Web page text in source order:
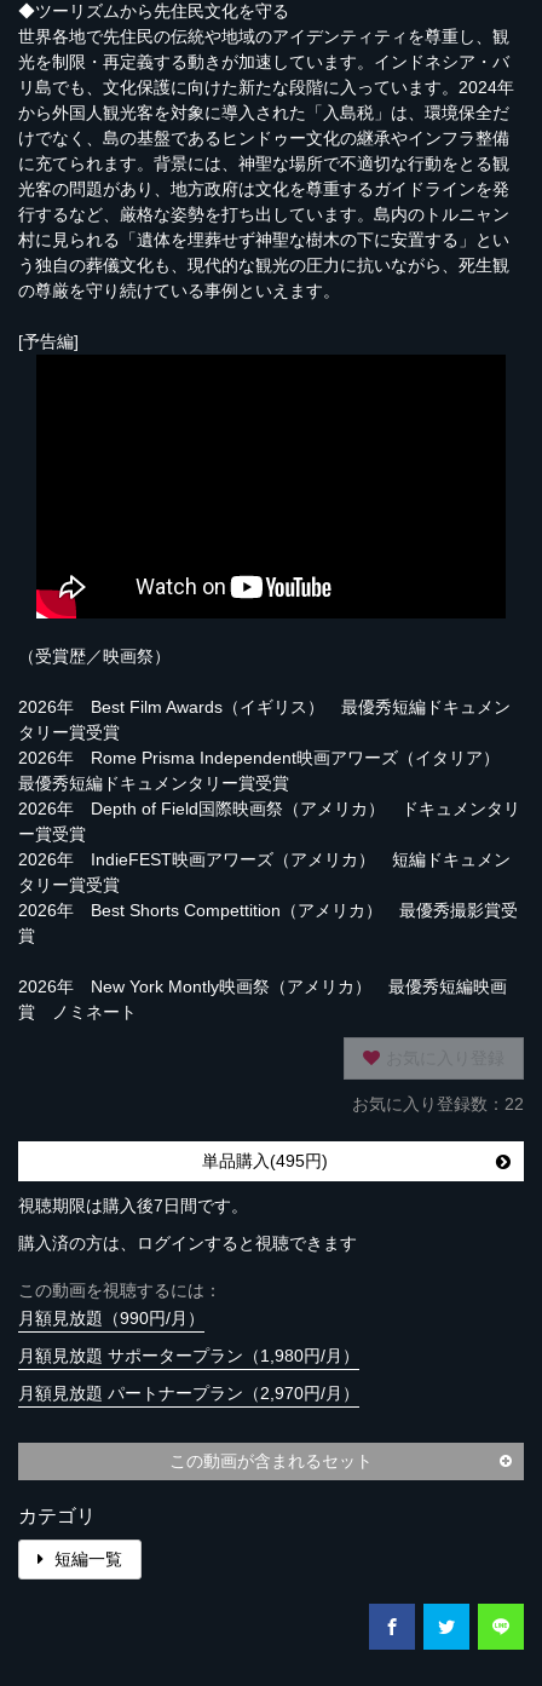
◆ツーリズムから先住民文化を守る
世界各地で先住民の伝統や地域のアイデンティティを尊重し、観
光を制限・再定義する動きが加速しています。インドネシア・バ
リ島でも、文化保護に向けた新たな段階に入っています。2024年
から外国人観光客を対象に導入された「入島税」は、環境保全だ
けでなく、島の基盤であるヒンドゥー文化の継承やインフラ整備
に充てられます。背景には、神聖な場所で不適切な行動をとる観
光客の問題があり、地方政府は文化を尊重するガイドラインを発
行するなど、厳格な姿勢を打ち出しています。島内のトルニャン
村に見られる「遺体を埋葬せず神聖な樹木の下に安置する」とい
う独自の葬儀文化も、現代的な観光の圧力に抗いながら、死生観
の尊厳を守り続けている事例といえます。
[予告編]
（受賞歴／映画祭）
2026年 Best Film Awards（イギリス） 最優秀短編ドキュメン
タリー賞受賞
2026年 Rome Prisma Independent映画アワーズ（イタリア）
最優秀短編ドキュメンタリー賞受賞
2026年 Depth of Field国際映画祭（アメリカ） ドキュメンタリ
ー賞受賞
2026年 IndieFEST映画アワーズ（アメリカ） 短編ドキュメン
タリー賞受賞
2026年 Best Shorts Compettition（アメリカ） 最優秀撮影賞受
賞
2026年 New York Montly映画祭（アメリカ） 最優秀短編映画
賞 ノミネート
お気に入り登録数：22
単品購入(495円)
視聴期限は購入後7日間です。
購入済の方は、ログインすると視聴できます
この動画を視聴するには：
月額見放題（990円/月）
月額見放題 サポータープラン（1,980円/月）
月額見放題 パートナープラン（2,970円/月）
この動画が含まれるセット
カテゴリ
短編一覧